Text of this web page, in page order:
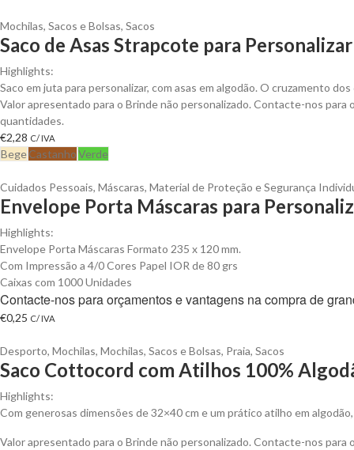
Mochilas, Sacos e Bolsas, Sacos
Saco de Asas Strapcote para Personalizar
Highlights:
Saco em juta para personalizar, com asas em algodão. O cruzamento
Valor apresentado para o Brinde não personalizado. Contacte-nos
quantidades.
€2,28 C/ IVA
BegeCastanhoVerde
Cuidados Pessoais, Máscaras, Material de Proteção e Segurança
Envelope Porta Máscaras para
Highlights:
Envelope Porta Máscaras Formato 235 x 120 mm.
Com Impressão a 4/0 Cores Papel IOR de 80 grs
Caixas com 1000 Unidades
Contacte-nos para orçamentos e vantagens na compra de
€0,25 C/ IVA
Desporto, Mochilas, Mochilas, Sacos e Bolsas, Praia, Sacos
Saco Cottocord com Atilhos 100%
Highlights:
Com generosas dimensões de 32×40 cm e um prático atilho em
Valor apresentado para o Brinde não personalizado. Contacte-nos